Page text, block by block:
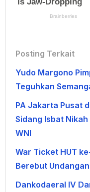
Posting Terkait
Yudo Margono
Teguhkan
PA Jakarta Pusat
Sidang Isbat
WNI
War Ticket HUT
Berebut
Dankodaeral IV